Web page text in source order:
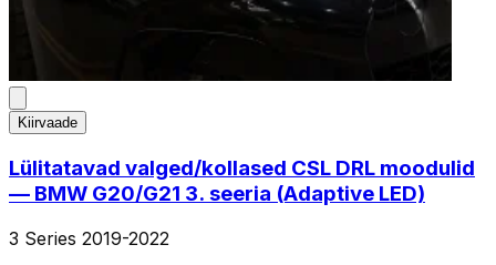
Kiirvaade
Lülitatavad valged/kollased CSL DRL moodulid
— BMW G20/G21 3. seeria (Adaptive LED)
3 Series 2019-2022